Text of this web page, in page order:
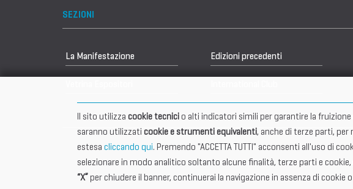
SEZIONI
La Manifestazione Edizioni precedenti
Il sito utilizza cookie tecnici o alti indicatori simili per garantire la
saranno utilizzati cookie e strumenti equivalenti, anche di terze parti,
estesa cliccando qui. Premendo "ACCETTA TUTTI" acconsenti all'uso di
selezionare in modo analitico soltanto alcune finalità, terze parti e
“X” per chiudere il banner, continuerai la navigazione in assenza di